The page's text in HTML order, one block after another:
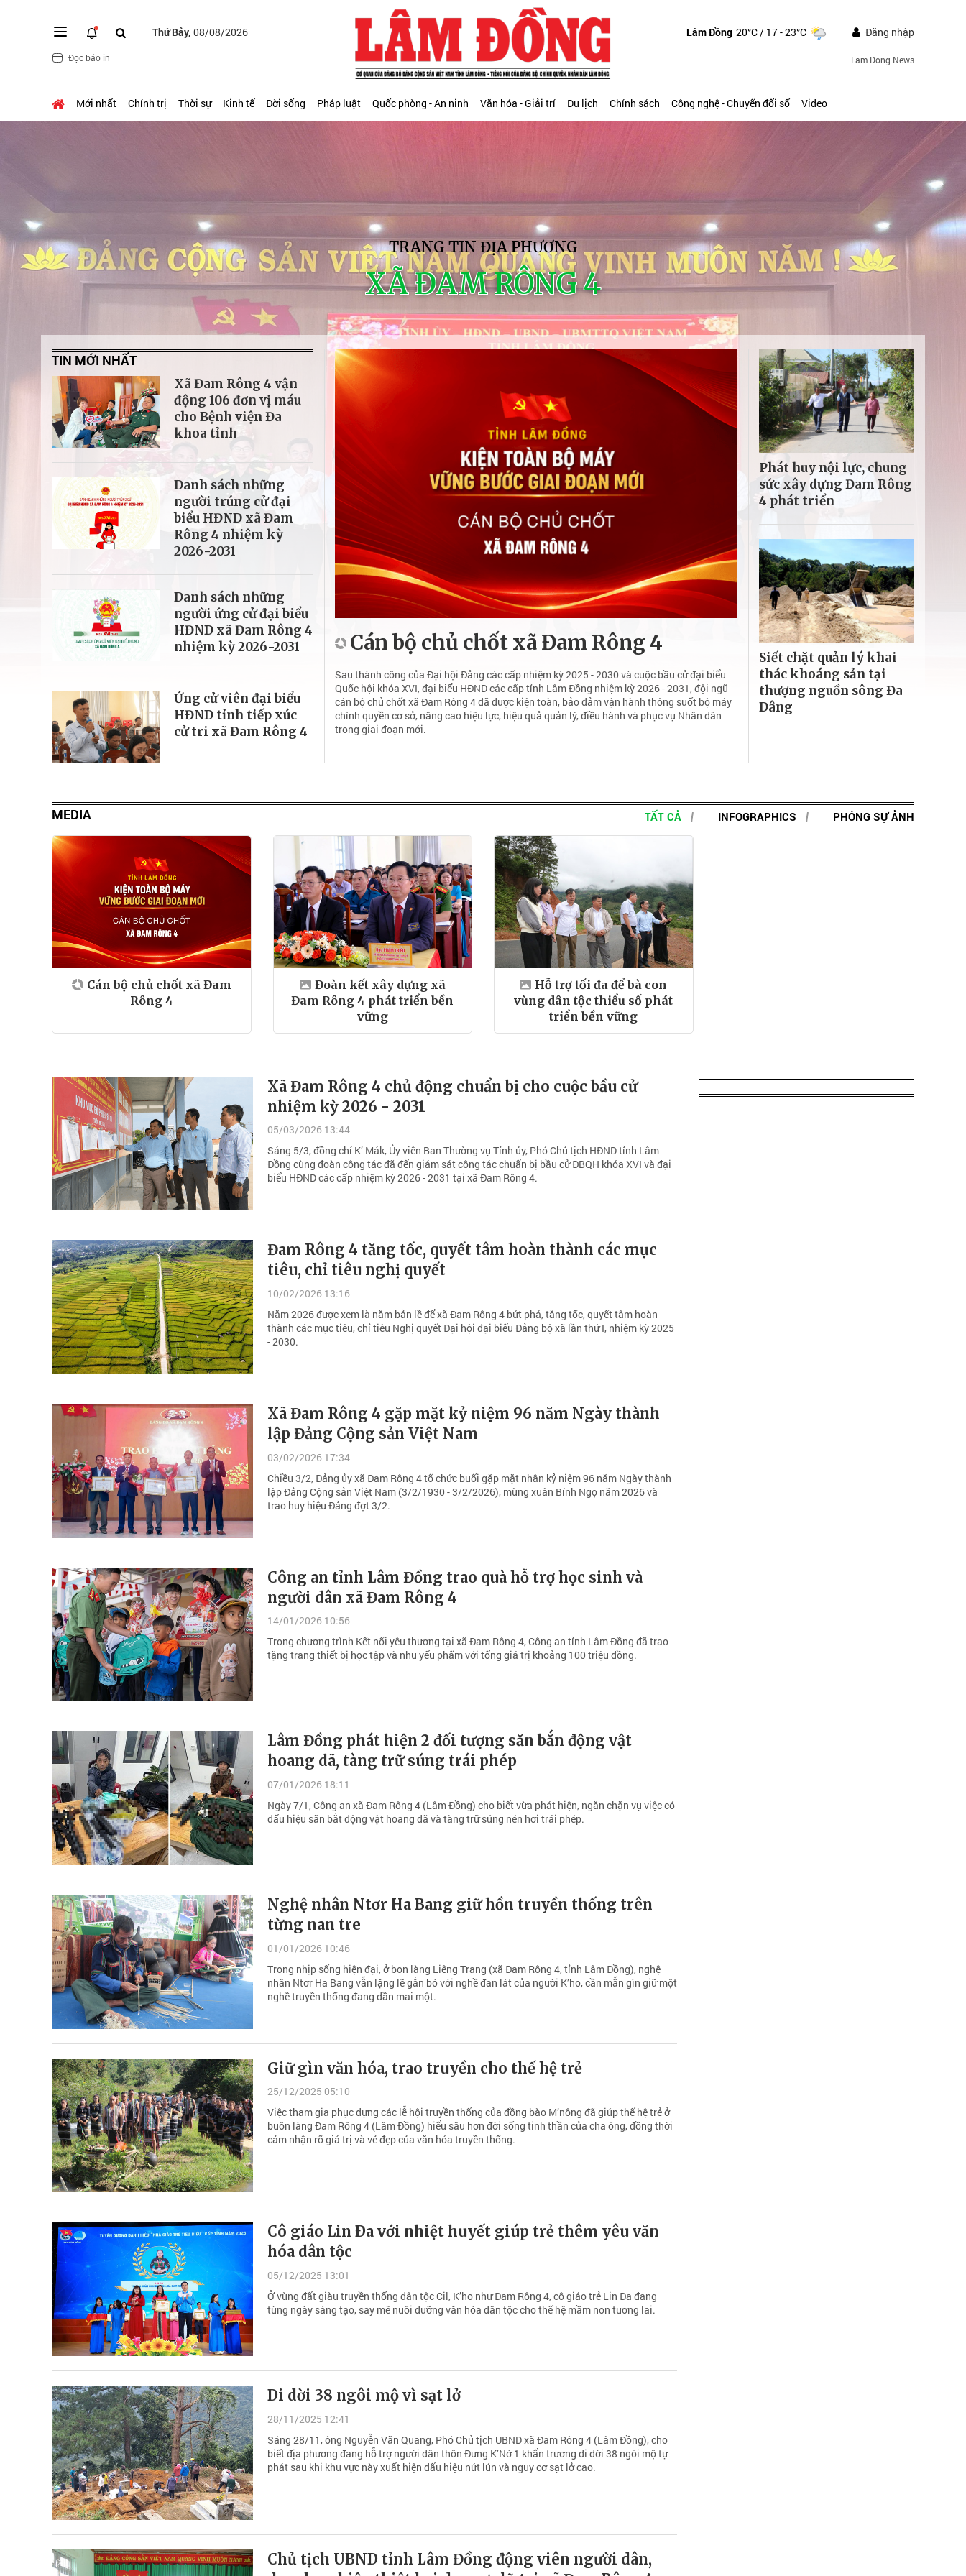
Thứ Bảy, 08/08/2026
Đọc báo in
Lâm Đồng 20°C/ 17 - 23°C Đăng nhập
Lam Dong News
Mới nhất Chính trị Thời sự Kinh tế Đời sống Pháp luật Quốc phòng - An ninh Văn hóa - Giải trí Du lịch Chính sách Công nghệ - Chuyển đổi số Video
TRANG TIN ĐỊA PHƯƠNG
XÃ ĐAM RÔNG 4
Cán bộ chủ chốt xã Đam Rông 4
Sau thành công của Đại hội Đảng các cấp nhiệm kỳ 2025 - 2030 và cuộc bầu cử đại biểu
Quốc hội khóa XVI, đại biểu HĐND các cấp tỉnh Lâm Đồng nhiệm kỳ 2026 - 2031, đội ngũ
cán bộ chủ chốt xã Đam Rông 4 đã được kiện toàn, bảo đảm vận hành thông suốt bộ máy
chính quyền cơ sở, nâng cao hiệu lực, hiệu quả quản lý, điều hành và phục vụ Nhân dân
trong giai đoạn mới.
Phát huy nội lực, chung
sức xây dựng Đam Rông
4 phát triển
Siết chặt quản lý khai
thác khoáng sản tại
thượng nguồn sông Đa
Dâng
TIN MỚI NHẤT
Xã Đam Rông 4 vận
động 106 đơn vị máu
cho Bệnh viện Đa
khoa tỉnh
Danh sách những
người trúng cử đại
biểu HĐND xã Đam
Rông 4 nhiệm kỳ
2026-2031
Danh sách những
người ứng cử đại biểu
HĐND xã Đam Rông 4
nhiệm kỳ 2026-2031
Ứng cử viên đại biểu
HĐND tỉnh tiếp xúc
cử tri xã Đam Rông 4
MEDIA TẤT CẢ INFOGRAPHICS PHÓNG SỰ ẢNH
Cán bộ chủ chốt xã Đam
Rông 4
Đoàn kết xây dựng xã
Đam Rông 4 phát triển bền
vững
Hỗ trợ tối đa để bà con
vùng dân tộc thiểu số phát
triển bền vững
Xã Đam Rông 4 chủ động chuẩn bị cho cuộc bầu cử
nhiệm kỳ 2026 - 2031
05/03/2026 13:44
Sáng 5/3, đồng chí K’ Mák, Ủy viên Ban Thường vụ Tỉnh ủy, Phó Chủ tịch HĐND tỉnh Lâm
Đồng cùng đoàn công tác đã đến giám sát công tác chuẩn bị bầu cử ĐBQH khóa XVI và đại
biểu HĐND các cấp nhiệm kỳ 2026 - 2031 tại xã Đam Rông 4.
Đam Rông 4 tăng tốc, quyết tâm hoàn thành các mục
tiêu, chỉ tiêu nghị quyết
10/02/2026 13:16
Năm 2026 được xem là năm bản lề để xã Đam Rông 4 bứt phá, tăng tốc, quyết tâm hoàn
thành các mục tiêu, chỉ tiêu Nghị quyết Đại hội đại biểu Đảng bộ xã lần thứ I, nhiệm kỳ 2025
- 2030.
Xã Đam Rông 4 gặp mặt kỷ niệm 96 năm Ngày thành
lập Đảng Cộng sản Việt Nam
03/02/2026 17:34
Chiều 3/2, Đảng ủy xã Đam Rông 4 tổ chức buổi gặp mặt nhân kỷ niệm 96 năm Ngày thành
lập Đảng Cộng sản Việt Nam (3/2/1930 - 3/2/2026), mừng xuân Bính Ngọ năm 2026 và
trao huy hiệu Đảng đợt 3/2.
Công an tỉnh Lâm Đồng trao quà hỗ trợ học sinh và
người dân xã Đam Rông 4
14/01/2026 10:56
Trong chương trình Kết nối yêu thương tại xã Đam Rông 4, Công an tỉnh Lâm Đồng đã trao
tặng trang thiết bị học tập và nhu yếu phẩm với tổng giá trị khoảng 100 triệu đồng.
Lâm Đồng phát hiện 2 đối tượng săn bắn động vật
hoang dã, tàng trữ súng trái phép
07/01/2026 18:11
Ngày 7/1, Công an xã Đam Rông 4 (Lâm Đồng) cho biết vừa phát hiện, ngăn chặn vụ việc có
dấu hiệu săn bắt động vật hoang dã và tàng trữ súng nén hơi trái phép.
Nghệ nhân Ntơr Ha Bang giữ hồn truyền thống trên
từng nan tre
01/01/2026 10:46
Trong nhịp sống hiện đại, ở bon làng Liêng Trang (xã Đam Rông 4, tỉnh Lâm Đồng), nghệ
nhân Ntơr Ha Bang vẫn lặng lẽ gắn bó với nghề đan lát của người K’ho, cần mẫn gìn giữ một
nghề truyền thống đang dần mai một.
Giữ gìn văn hóa, trao truyền cho thế hệ trẻ
25/12/2025 05:10
Việc tham gia phục dựng các lễ hội truyền thống của đồng bào M’nông đã giúp thế hệ trẻ ở
buôn làng Đam Rông 4 (Lâm Đồng) hiểu sâu hơn đời sống tinh thần của cha ông, đồng thời
cảm nhận rõ giá trị và vẻ đẹp của văn hóa truyền thống.
Cô giáo Lin Ða với nhiệt huyết giúp trẻ thêm yêu văn
hóa dân tộc
05/12/2025 13:01
Ở vùng đất giàu truyền thống dân tộc Cil, K’ho như Đam Rông 4, cô giáo trẻ Lin Đa đang
từng ngày sáng tạo, say mê nuôi dưỡng văn hóa dân tộc cho thế hệ mầm non tương lai.
Di dời 38 ngôi mộ vì sạt lở
28/11/2025 12:41
Sáng 28/11, ông Nguyễn Văn Quang, Phó Chủ tịch UBND xã Đam Rông 4 (Lâm Đồng), cho
biết địa phương đang hỗ trợ người dân thôn Đưng K’Nớ 1 khẩn trương di dời 38 ngôi mộ tự
phát sau khi khu vực này xuất hiện dấu hiệu nứt lún và nguy cơ sạt lở cao.
Chủ tịch UBND tỉnh Lâm Đồng động viên người dân,